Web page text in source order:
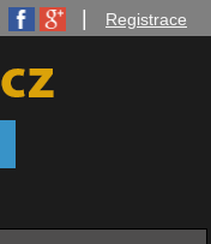
Registrace